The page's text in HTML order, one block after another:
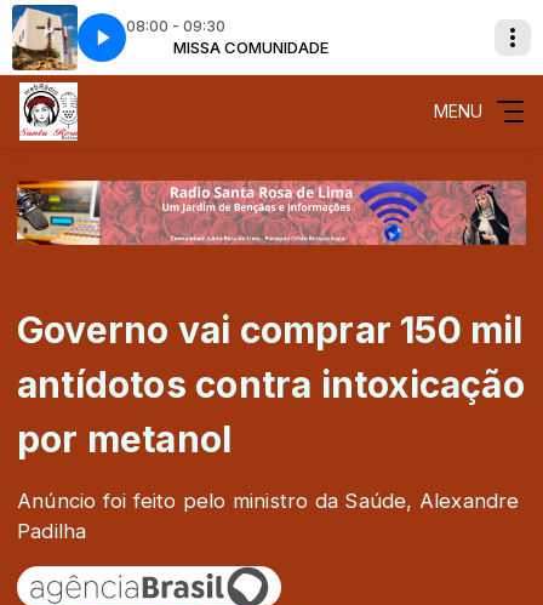
08:00 - 09:30
MISSA COMUNIDADE
Aparecida 02 08 2026Missa de Aparecida 8h _ Santuário Nacional
MENU
Governo vai comprar 150 mil
antídotos contra intoxicação
por metanol
Anúncio foi feito pelo ministro da Saúde, Alexandre
Padilha